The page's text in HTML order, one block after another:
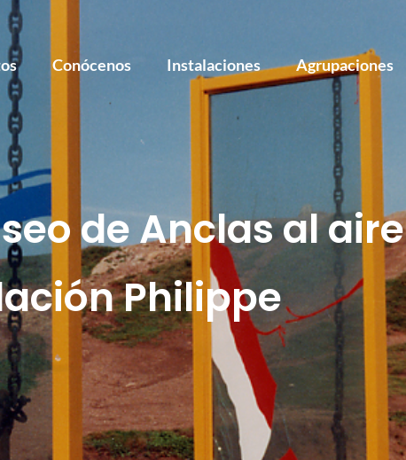
Conócenos Instalaciones Agrupaciones
de Anclas al aire
Philippe